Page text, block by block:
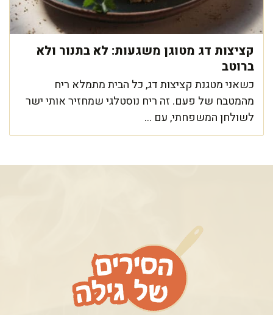
קציצות דג מטוגן משגעות: לא בתנור ולא
ברוטב
כשאני מטגנת קציצות דג, כל הבית מתמלא ריח
מהמטבח של פעם. זה ריח נוסטלגי שמחזיר אותי ישר
לשולחן המשפחתי, עם ...